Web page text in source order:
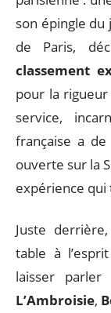
son épingle du
de Paris,
classement
pour la
service,
française a
ouverte sur la
expérience
Juste derrière,
table à
laisser
L’Ambroisie,